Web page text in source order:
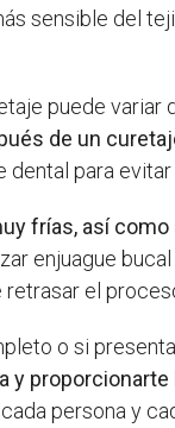
sensible del
puede variar
de un
dental para
frías, así
enjuague
el
o si
persona y